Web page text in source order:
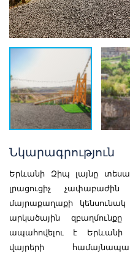
Նկարագրություն
Երևանի Զիպ լայնը
լրացուցիչ
մայրաքաղաքի
արկածային
ապահովելու է Երևանի
վայրերի